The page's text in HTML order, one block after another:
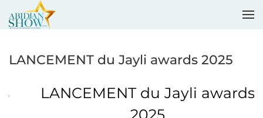
LANCEMENT du Jayli awards 2025
LANCEMENT du Jayli awards
2025